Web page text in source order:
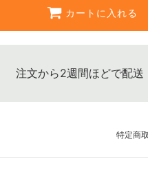
カートに入れる
注文から2週間ほどで配送
特定商